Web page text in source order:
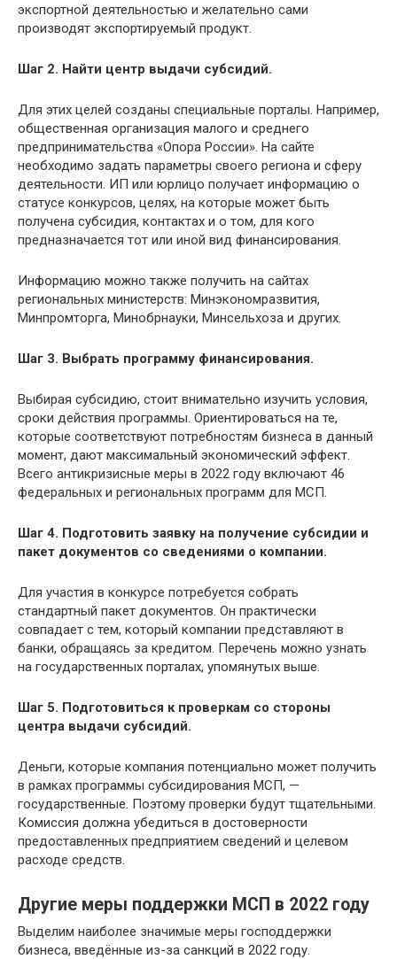
экспортной деятельностью и желательно сами
производят экспортируемый продукт.
Шаг 2. Найти центр выдачи субсидий.
Для этих целей созданы специальные порталы. Например,
общественная организация малого и среднего
предпринимательства «Опора России». На сайте
необходимо задать параметры своего региона и сферу
деятельности. ИП или юрлицо получает информацию о
статусе конкурсов, целях, на которые может быть
получена субсидия, контактах и о том, для кого
предназначается тот или иной вид финансирования.
Информацию можно также получить на сайтах
региональных министерств: Минэкономразвития,
Минпромторга, Минобрнауки, Минсельхоза и других.
Шаг 3. Выбрать программу финансирования.
Выбирая субсидию, стоит внимательно изучить условия,
сроки действия программы. Ориентироваться на те,
которые соответствуют потребностям бизнеса в данный
момент, дают максимальный экономический эффект.
Всего антикризисные меры в 2022 году включают 46
федеральных и региональных программ для МСП.
Шаг 4. Подготовить заявку на получение субсидии и
пакет документов со сведениями о компании.
Для участия в конкурсе потребуется собрать
стандартный пакет документов. Он практически
совпадает с тем, который компании представляют в
банки, обращаясь за кредитом. Перечень можно узнать
на государственных порталах, упомянутых выше.
Шаг 5. Подготовиться к проверкам со стороны
центра выдачи субсидий.
Деньги, которые компания потенциально может получить
в рамках программы субсидирования МСП, —
государственные. Поэтому проверки будут тщательными.
Комиссия должна убедиться в достоверности
предоставленных предприятием сведений и целевом
расходе средств.
Другие меры поддержки МСП в 2022 году
Выделим наиболее значимые меры господдержки
бизнеса, введённые из-за санкций в 2022 году.